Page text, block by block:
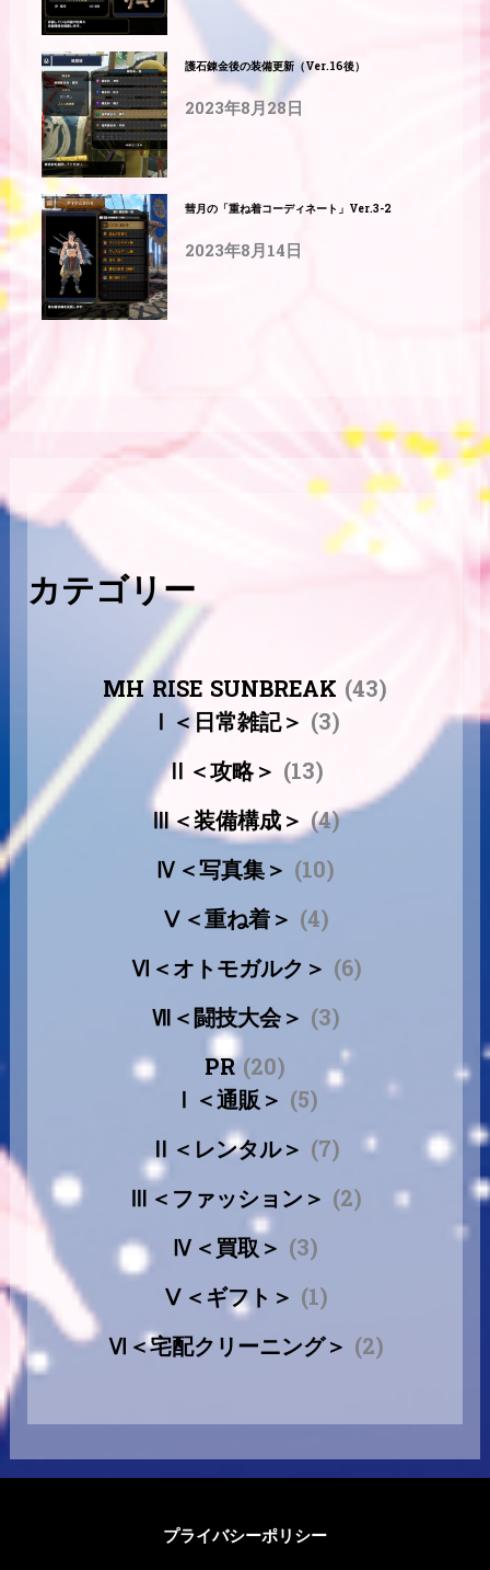
護石錬金後の装備更新（Ver.16後）
2023年8月28日
彗月の「重ね着コーディネート」Ver.3-2
2023年8月14日
カテゴリー
MH RISE SUNBREAK (43)
Ⅰ＜日常雑記＞ (3)
Ⅱ＜攻略＞ (13)
Ⅲ＜装備構成＞(4)
Ⅳ＜写真集＞ (10)
Ⅴ＜重ね着＞ (4)
Ⅵ＜オトモガルク＞ (6)
Ⅶ＜闘技大会＞ (3)
PR(20)
Ⅰ＜通販＞ (5)
Ⅱ＜レンタル＞ (7)
Ⅲ＜ファッション＞ (2)
Ⅳ＜買取＞ (3)
Ⅴ＜ギフト＞ (1)
Ⅵ＜宅配クリーニング＞ (2)
プライバシーポリシー